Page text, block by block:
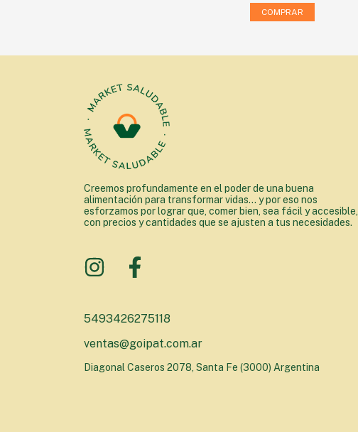
Creemos profundamente en el poder de una buena
alimentación para transformar vidas... y por eso nos
esforzamos por lograr que, comer bien, sea fácil y accesible,
con precios y cantidades que se ajusten a tus necesidades.
5493426275118
ventas@goipat.com.ar
Diagonal Caseros 2078, Santa Fe (3000) Argentina